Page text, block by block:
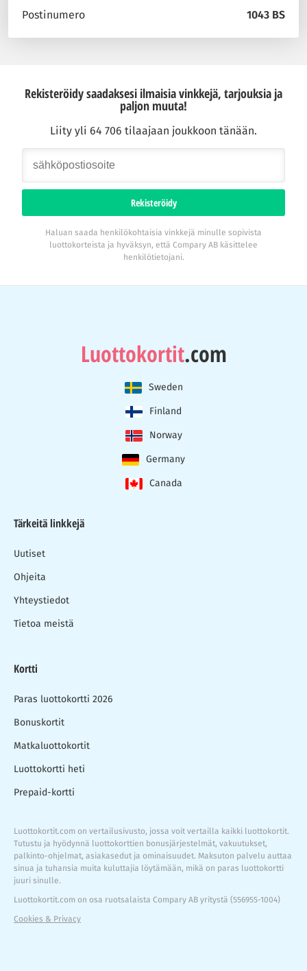
Postinumero 1043 BS
Rekisteröidy saadaksesi ilmaisia vinkkejä, tarjouksia ja
paljon muuta!
Liity yli 64 706 tilaajaan joukkoon tänään.
Rekisteröidy
Haluan saada henkilökohtaisia vinkkejä minulle sopivista
luottokorteista ja hyväksyn, että Compary AB käsittelee
henkilötietojani.
Luottokortit.com
Sweden
Finland
Norway
Germany
Canada
Tärkeitä linkkejä
Uutiset
Ohjeita
Yhteystiedot
Tietoa meistä
Kortti
Paras luottokortti 2026
Bonuskortit
Matkaluottokortit
Luottokortti heti
Prepaid-kortti
Luottokortit.com on vertailusivusto, jossa voit vertailla kaikki luottokortit.
Tutustu ja hyödynnä luottokorttien bonusjärjestelmät, vakuutukset,
palkinto-ohjelmat, asiakasedut ja ominaisuudet. Maksuton palvelu auttaa
sinua ja tuhansia muita kuluttajia löytämään, mikä on paras luottokortti
juuri sinulle.
Luottokortit.com on osa ruotsalaista Compary AB yritystä (556955-1004)
Cookies & Privacy